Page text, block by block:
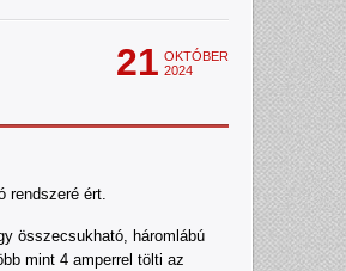
21 OKTÓBER
2024
rendszeré ért.
összecsukható, háromlábú
mint 4 amperrel tölti az